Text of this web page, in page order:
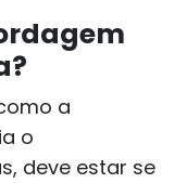
a
o
deve estar se